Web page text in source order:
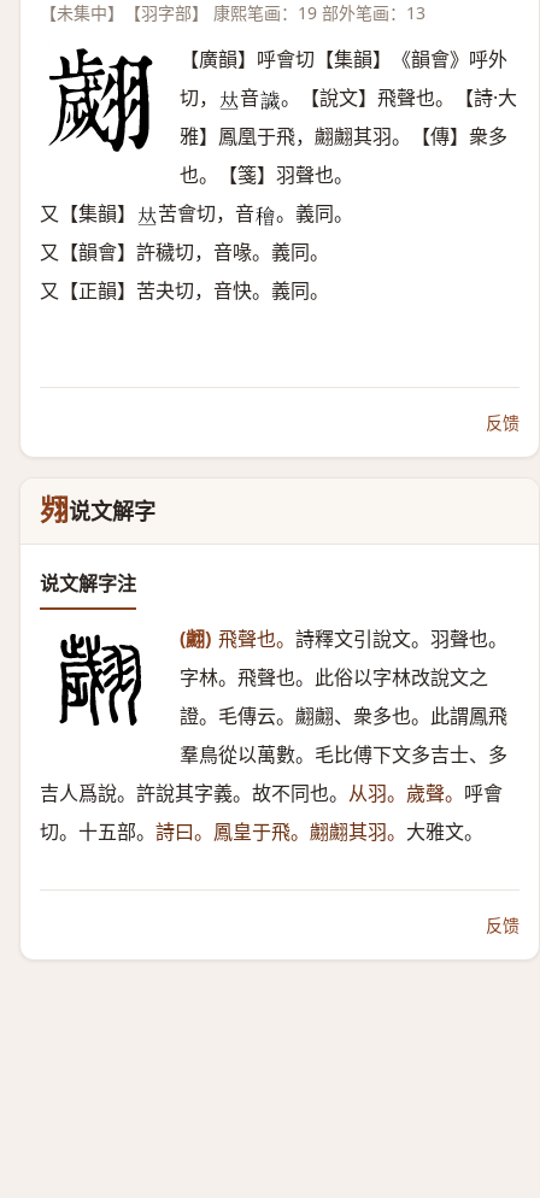
【未集中】【羽字部】 康熙笔画：19 部外笔画：13
【廣韻】呼會切【集韻】《韻會》呼外
切， 𠀤音𧬨 。【說文】飛聲也。【詩·大
雅】鳳凰于飛，翽翽其羽。【傳】衆多
也。【箋】羽聲也。
又【集韻】 𠀤苦會切，音𥢶 。義同。
又【韻會】許穢切，音喙。義同。
又【正韻】苦夬切，音快。義同。
反馈
翙说文解字
说文解字注
(翽) 飛聲也。 詩釋文引說文。羽聲也。
字林。飛聲也。此俗以字林改說文之
證。毛傳云。翽翽、衆多也。此謂鳳飛
羣鳥從以萬數。毛比傅下文多吉士、多
吉人爲說。許說其字義。故不同也。 从羽。歲聲。 呼會
切。十五部。 詩曰。鳳皇于飛。翽翽其羽。 大雅文。
反馈